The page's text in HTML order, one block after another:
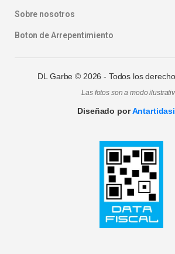
Sobre nosotros
Boton de Arrepentimiento
DL Garbe © 2026 - Todos los
Las fotos son a modo
Diseñado por